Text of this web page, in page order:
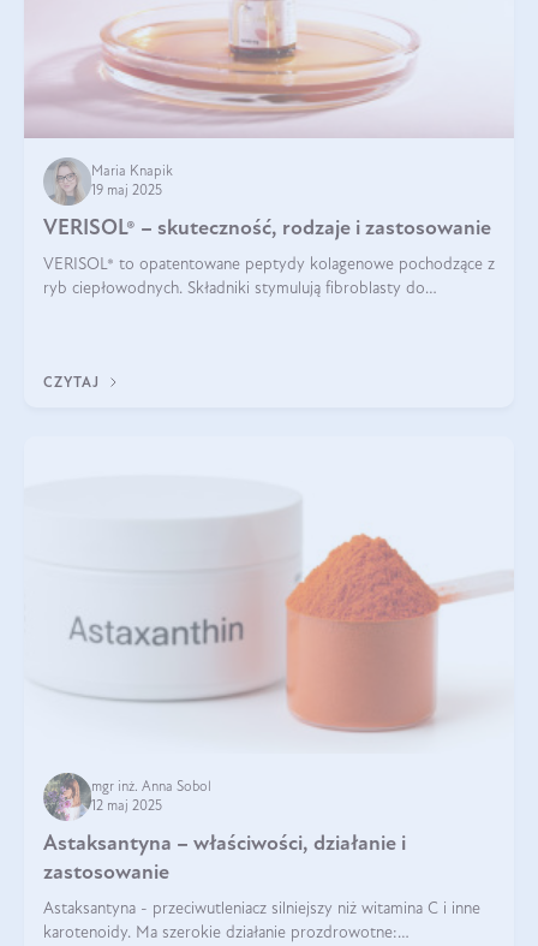
Maria Knapik
19 maj 2025
VERISOL® – skuteczność, rodzaje i zastosowanie
VERISOL® to opatentowane peptydy kolagenowe pochodzące z
ryb ciepłowodnych. Składniki stymulują fibroblasty do
CZYTAJ
mgr inż. Anna Sobol
12 maj 2025
Astaksantyna – właściwości, działanie i
zastosowanie
Astaksantyna - przeciwutleniacz silniejszy niż witamina C i inne
karotenoidy. Ma szerokie działanie prozdrowotne: